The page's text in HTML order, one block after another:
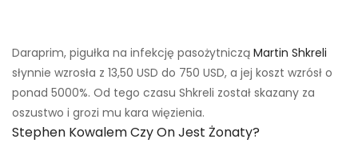
Daraprim, pigułka na infekcję pasożytniczą Martin Shkreli
słynnie wzrosła z 13,50 USD do 750 USD, a jej koszt wzrósł o
ponad 5000%. Od tego czasu Shkreli został skazany za
oszustwo i grozi mu kara więzienia.
Stephen Kowalem Czy On Jest Żonaty?